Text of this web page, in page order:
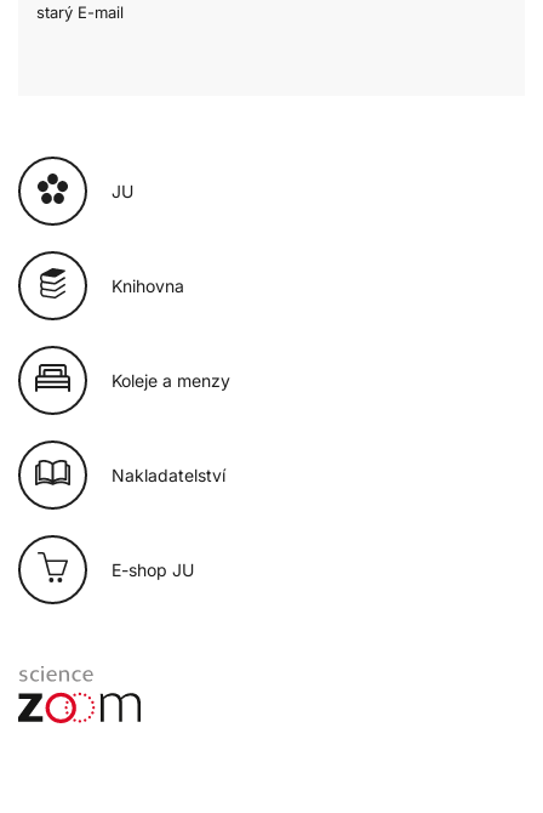
starý E-mail
JU
Knihovna
Koleje a menzy
Nakladatelství
E-shop JU